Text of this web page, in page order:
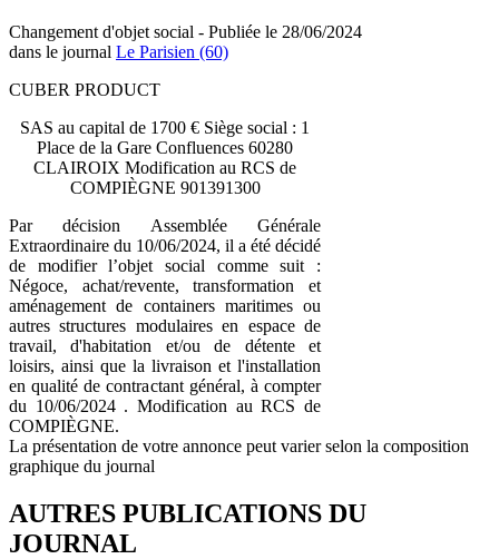
Changement d'objet social - Publiée le 28/06/2024
dans le journal Le Parisien (60)
CUBER PRODUCT
SAS au capital de 1700 € Siège social : 1
Place de la Gare Confluences 60280
CLAIROIX Modification au RCS de
COMPIÈGNE 901391300
Par décision Assemblée Générale
Extraordinaire du 10/06/2024, il a été décidé
de modifier l’objet social comme suit :
Négoce, achat/revente, transformation et
aménagement de containers maritimes ou
autres structures modulaires en espace de
travail, d'habitation et/ou de détente et
loisirs, ainsi que la livraison et l'installation
en qualité de contractant général, à compter
du 10/06/2024 . Modification au RCS de
COMPIÈGNE.
La présentation de votre annonce peut varier selon la composition
graphique du journal
AUTRES PUBLICATIONS DU
JOURNAL